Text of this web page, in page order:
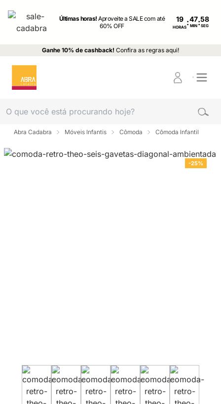
Últimas horas!Aproveite a SALE com até
60% OFF
19
HORAS: MIN : SEG
Ganhe 10% de cashback! Confira as regras aqui!
Abra Cadabra Móveis Infantis Cômoda Cômoda Infantil
-25%